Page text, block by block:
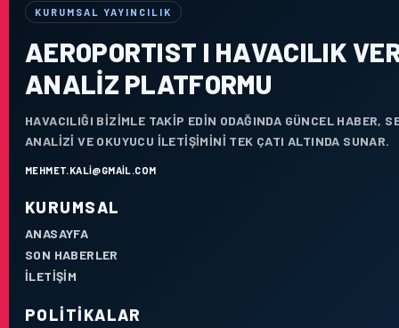
KURUMSAL YAYINCILIK
AEROPORTIST I HAVACILIK
ANALIZ PLATFORMU
HAVACILIĞI BIZIMLE TAKIP EDIN ODAĞINDA GÜNCEL HABER,
ANALIZI VE OKUYUCU ILETIŞIMINI TEK ÇATI ALTINDA SUNAR.
MEHMET.KALI@GMAIL.COM
KURUMSAL
ANASAYFA
SON HABERLER
İLETIŞIM
POLITIKALAR